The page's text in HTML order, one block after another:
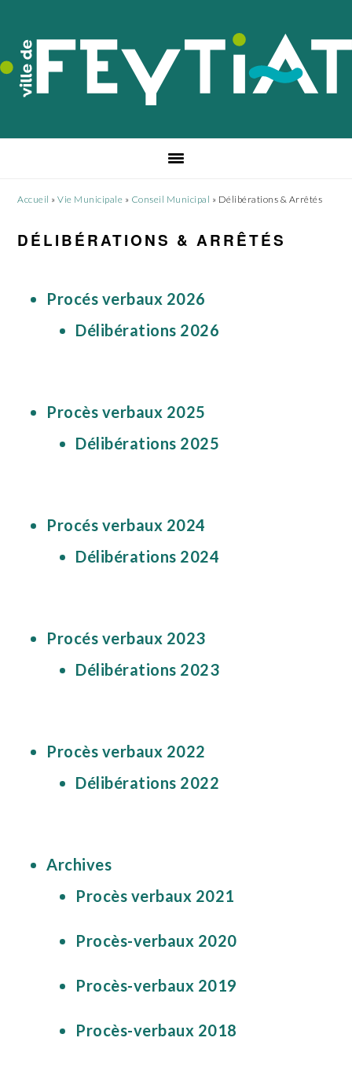
navigation
principale
contenu
principal
pied
de
page
Accueil »Vie Municipale » Conseil Municipal » Délibérations & Arrêtés
DÉLIBÉRATIONS & ARRÊTÉS
Procés verbaux 2026
Délibérations 2026
Procès verbaux 2025
Délibérations 2025
Procés verbaux 2024
Délibérations 2024
Procés verbaux 2023
Délibérations 2023
Procès verbaux 2022
Délibérations 2022
Archives
Procès verbaux 2021
Procès-verbaux 2020
Procès-verbaux 2019
Procès-verbaux 2018